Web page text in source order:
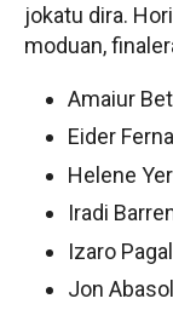
jokatu dira.
moduan,
Amaiur
Eider
Helene
Iradi
Izaro
Jon